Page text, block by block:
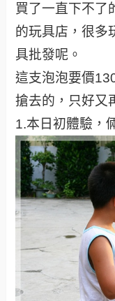
買了一直下不了
的玩具店，很多
具批發呢。
這支泡泡要價
搶去的，只好又
1.本日初體驗，